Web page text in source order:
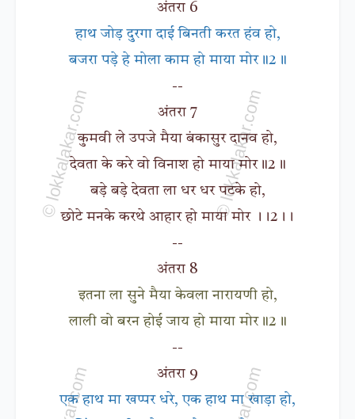
अंतरा 6
हाथ जोड़ दुरगा दाई बिनती करत हंव हो,
बजरा पड़े हे मोला काम हो माया मोर॥2॥
--
अंतरा 7
कुमवी ले उपजे मैया बंकासुर दानव हो,
देवता के करे वो विनाश हो माया मोर॥2॥
बड़े बड़े देवता ला धर धर पटके हो,
छोटे मनके करथे आहार हो माया मोर ।।2।।
--
अंतरा 8
इतना ला सुने मैया केवला नारायणी हो,
लाली वो बरन होई जाय हो माया मोर॥2॥
--
अंतरा 9
एक हाथ मा खप्पर धरे, एक हाथ मा खाड़ा हो,